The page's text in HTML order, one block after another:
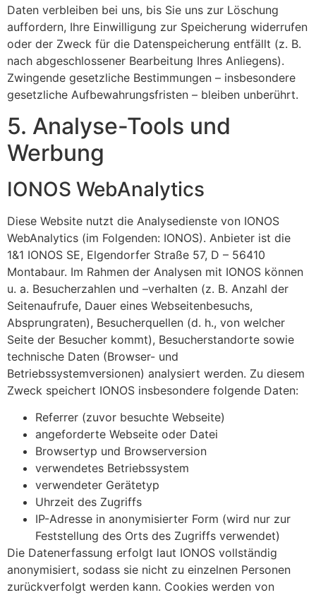
Daten verbleiben bei uns, bis Sie uns zur Löschung
auffordern, Ihre Einwilligung zur Speicherung widerrufen
oder der Zweck für die Datenspeicherung entfällt (z. B.
nach abgeschlossener Bearbeitung Ihres Anliegens).
Zwingende gesetzliche Bestimmungen – insbesondere
gesetzliche Aufbewahrungsfristen – bleiben unberührt.
5. Analyse-Tools und
Werbung
IONOS WebAnalytics
Diese Website nutzt die Analysedienste von IONOS
WebAnalytics (im Folgenden: IONOS). Anbieter ist die
1&1 IONOS SE, Elgendorfer Straße 57, D – 56410
Montabaur. Im Rahmen der Analysen mit IONOS können
u. a. Besucherzahlen und –verhalten (z. B. Anzahl der
Seitenaufrufe, Dauer eines Webseitenbesuchs,
Absprungraten), Besucherquellen (d. h., von welcher
Seite der Besucher kommt), Besucherstandorte sowie
technische Daten (Browser- und
Betriebssystemversionen) analysiert werden. Zu diesem
Zweck speichert IONOS insbesondere folgende Daten:
Referrer (zuvor besuchte Webseite)
angeforderte Webseite oder Datei
Browsertyp und Browserversion
verwendetes Betriebssystem
verwendeter Gerätetyp
Uhrzeit des Zugriffs
IP-Adresse in anonymisierter Form (wird nur zur
Feststellung des Orts des Zugriffs verwendet)
Die Datenerfassung erfolgt laut IONOS vollständig
anonymisiert, sodass sie nicht zu einzelnen Personen
zurückverfolgt werden kann. Cookies werden von